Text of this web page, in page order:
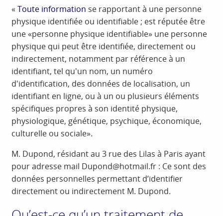
«Toute information se rapportant à une personne
physique identifiée ou identifiable ; est réputée être
une «personne physique identifiable» une personne
physique qui peut être identifiée, directement ou
indirectement, notamment par référence à un
identifiant, tel qu'un nom, un numéro
d'identification, des données de localisation, un
identifiant en ligne, ou à un ou plusieurs éléments
spécifiques propres à son identité physique,
physiologique, génétique, psychique, économique,
culturelle ou sociale».
M. Dupond, résidant au 3 rue des Lilas à Paris ayant
pour adresse mail Dupond@hotmail.fr : Ce sont des
données personnelles permettant d’identifier
directement ou indirectement M. Dupond.